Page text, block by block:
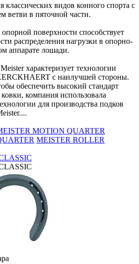
классических видов конного спорта с
ветви в пяточной части.
поверхности способствует
распределения нагрузки в опорно-
аппарате лошади.
характеризует технологии
с наилучшей стороны.
обеспечить высокий стандарт
компания использовала
для производства подков
MOTION QUARTER
MEISTER ROLLER